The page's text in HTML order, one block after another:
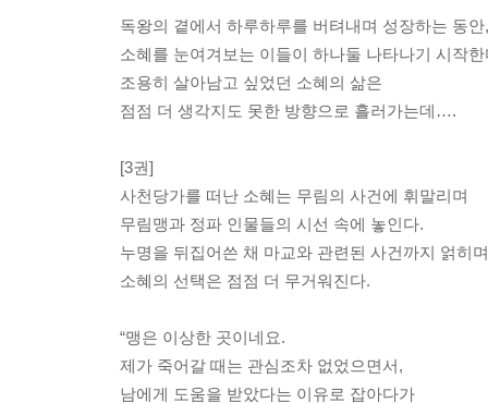
독왕의 곁에서 하루하루를 버텨내며 성장하는 동안,
소혜를 눈여겨보는 이들이 하나둘 나타나기 시작한
조용히 살아남고 싶었던 소혜의 삶은
점점 더 생각지도 못한 방향으로 흘러가는데….
[3권]
사천당가를 떠난 소혜는 무림의 사건에 휘말리며
무림맹과 정파 인물들의 시선 속에 놓인다.
누명을 뒤집어쓴 채 마교와 관련된 사건까지 얽히며
소혜의 선택은 점점 더 무거워진다.
“맹은 이상한 곳이네요.
제가 죽어갈 때는 관심조차 없었으면서,
남에게 도움을 받았다는 이유로 잡아다가